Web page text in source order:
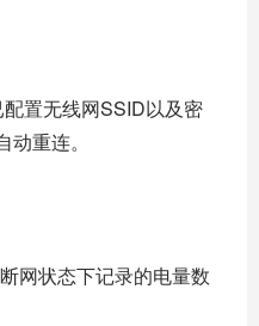
置无线网SSID以及密
重连。
网状态下记录的电量数